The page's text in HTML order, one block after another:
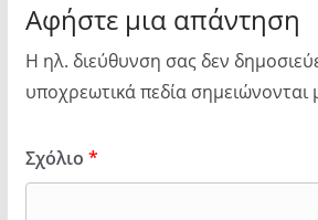
Αφήστε μια απάντηση
Η ηλ. διεύθυνση σας δεν
υποχρεωτικά πεδία σημειώνονται
Σχόλιο *